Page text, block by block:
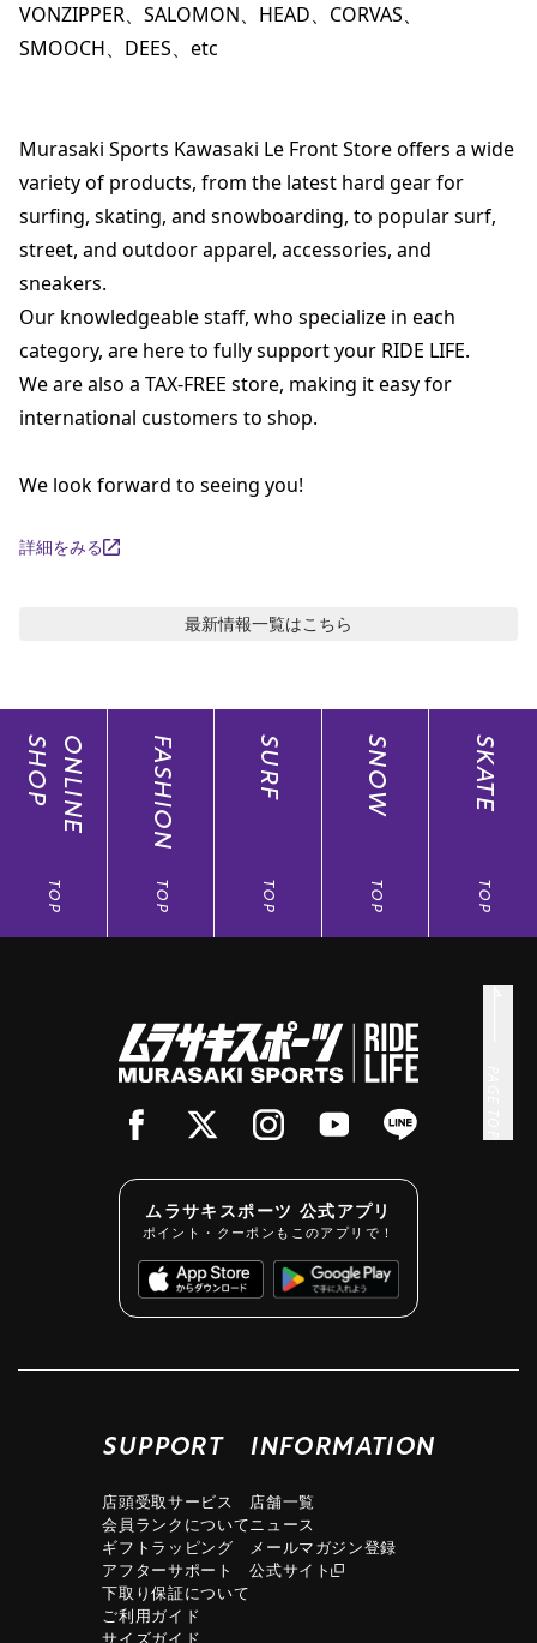
VONZIPPER、SALOMON、HEAD、CORVAS、
SMOOCH、DEES、etc
Murasaki Sports Kawasaki Le Front Store offers a wide
variety of products, from the latest hard gear for
surfing, skating, and snowboarding, to popular surf,
street, and outdoor apparel, accessories, and
sneakers.
Our knowledgeable staff, who specialize in each
category, are here to fully support your RIDE LIFE.
We are also a TAX-FREE store, making it easy for
international customers to shop.
We look forward to seeing you!
詳細をみる
最新情報一覧はこちら
ONLINE
SHOP
TOP
FASHION
TOP
SURF
TOP
SNOW
TOP
SKATE
TOP
ムラサキスポーツ 公式アプリ
ポイント・クーポンもこのアプリで！
SUPPORT
店頭受取サービス
会員ランクについて
ギフトラッピング
アフターサポート
下取り保証について
ご利用ガイド
サイズガイド
INFORMATION
店舗一覧
ニュース
メールマガジン登録
公式サイト